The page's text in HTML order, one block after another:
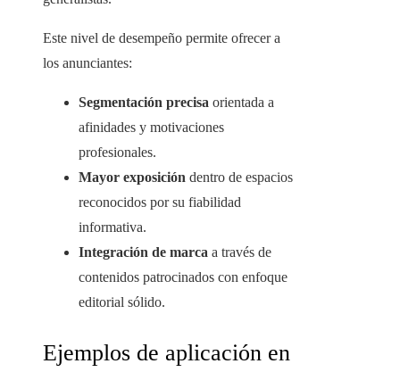
Este nivel de desempeño permite ofrecer a
los anunciantes:
Segmentación precisa orientada a
afinidades y motivaciones
profesionales.
Mayor exposición dentro de espacios
reconocidos por su fiabilidad
informativa.
Integración de marca a través de
contenidos patrocinados con enfoque
editorial sólido.
Ejemplos de aplicación en